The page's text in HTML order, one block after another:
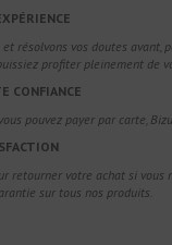
résolvons vos doutes avant,
profiter pleinement de
CONFIANCE
pouvez payer par carte,
retourner votre achat si vous
sur tous nos produits.